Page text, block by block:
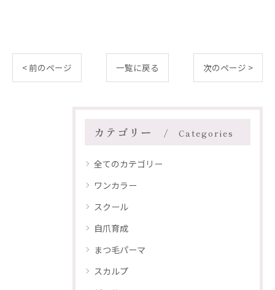
< 前のページ 一覧に戻る 次のページ >
カテゴリー Categories
全てのカテゴリー
ワンカラー
スクール
自爪育成
まつ毛パーマ
スカルプ